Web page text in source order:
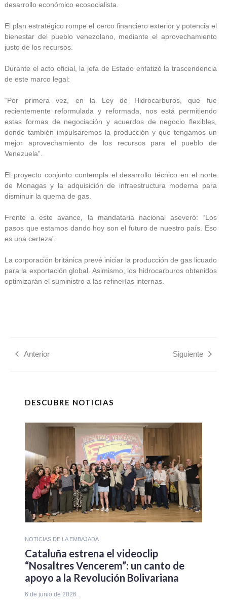
desarrollo económico ecosocialista.
El plan estratégico rompe el cerco financiero exterior y potencia el
bienestar del pueblo venezolano, mediante el aprovechamiento
justo de los recursos.
Durante el acto oficial, la jefa de Estado enfatizó la trascendencia
de este marco legal:
“Por primera vez, en la Ley de Hidrocarburos, que fue
recientemente reformulada y reformada, nos está permitiendo
estas formas de negociación y acuerdos de negocio flexibles,
donde también impulsaremos la producción y que tengamos un
mejor aprovechamiento de los recursos para el pueblo de
Venezuela”.
El proyecto conjunto contempla el desarrollo técnico en el norte
de Monagas y la adquisición de infraestructura moderna para
disminuir la quema de gas.
Frente a este avance, la mandataria nacional aseveró: “Los
pasos que estamos dando hoy son el futuro de nuestro país. Eso
es una certeza”.
La corporación británica prevé iniciar la producción de gas licuado
para la exportación global. Asimismo, los hidrocarburos obtenidos
optimizarán el suministro a las refinerías internas.
Anterior Siguiente
DESCUBRE NOTICIAS
NOTICIAS DE LA EMBAJADA
Cataluña estrena el videoclip
“Nosaltres Vencerem”: un canto de
apoyo a la Revolución Bolivariana
6 de junio de 2026